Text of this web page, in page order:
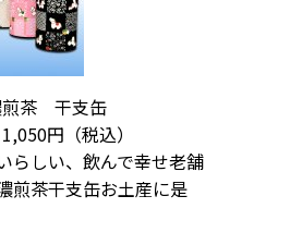
煎茶 干支缶
1,050円（税込）
らしい、飲んで幸せ老舗
煎茶干支缶お土産に是